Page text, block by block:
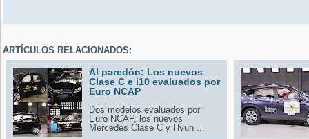
ARTÍCULOS RELACIONADOS:
Al paredón: Los nuevos
Clase C e i10 evaluados por
Euro NCAP
Dos modelos evaluados por
Euro NCAP, los nuevos
Mercedes Clase C y Hyun ...